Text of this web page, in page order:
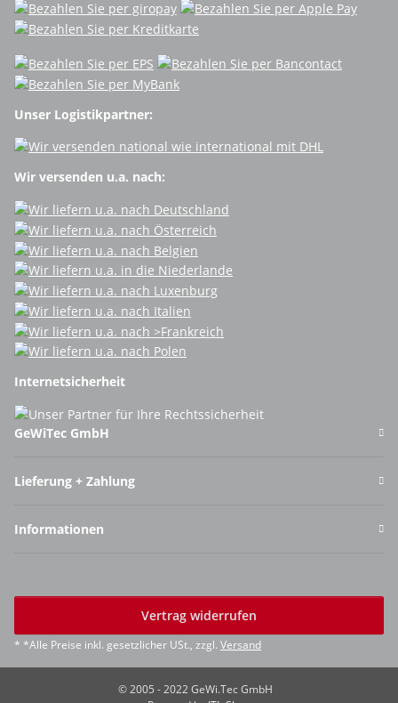
Unser Logistikpartner:
Wir versenden u.a. nach:
Internetsicherheit
GeWiTec GmbH
Lieferung + Zahlung
Informationen
Vertrag widerrufen
* *Alle Preise inkl. gesetzlicher USt., zzgl. Versand
© 2005 - 2022 GeWi.Tec GmbH